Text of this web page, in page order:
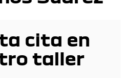
cita en
taller